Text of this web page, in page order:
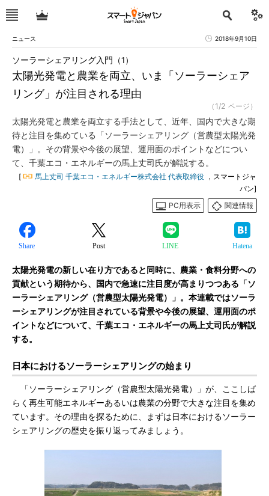
ニュース 2018年9月10日
太陽光発電と農業を両立、いま「ソーラーシェア
リング」が注目される理由
ソーラーシェアリング入門（1）
（1/2 ページ）
太陽光発電と農業を両立する手法として、近年、国内で大きな期
待と注目を集めている「ソーラーシェアリング（営農型太陽光発
電）」。その背景や今後の展望、運用面のポイントなどについ
て、千葉エコ・エネルギーの馬上丈司氏が解説する。
[ 馬上丈司 千葉エコ・エネルギー株式会社 代表取締役 ，スマートジャ
パン]
PC用表示
関連情報
Share Post LINE Hatena
太陽光発電の新しい在り方であると同時に、農業・食料分野への
貢献という期待から、国内で急速に注目度が高まりつつある「ソ
ーラーシェアリング（営農型太陽光発電）」。本連載ではソーラ
ーシェアリングが注目されている背景や今後の展望、運用面のポ
イントなどについて、千葉エコ・エネルギーの馬上丈司氏が解説
する。
日本におけるソーラーシェアリングの始まり
「ソーラーシェアリング（営農型太陽光発電）」が、ここしば
らく再生可能エネルギーあるいは農業の分野で大きな注目を集め
ています。その理由を探るために、まずは日本におけるソーラー
シェアリングの歴史を振り返ってみましょう。